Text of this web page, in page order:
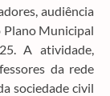
audiência
Plano Municipal
A atividade,
da rede
sociedade civil